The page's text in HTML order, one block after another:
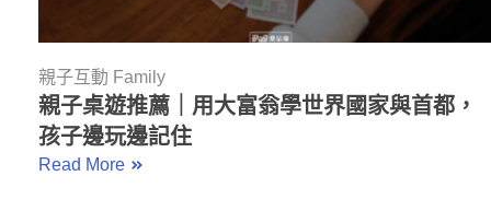
親子互動 Family
親子桌遊推薦｜用大富翁學世界國家與首都，
孩子邊玩邊記住
Read More